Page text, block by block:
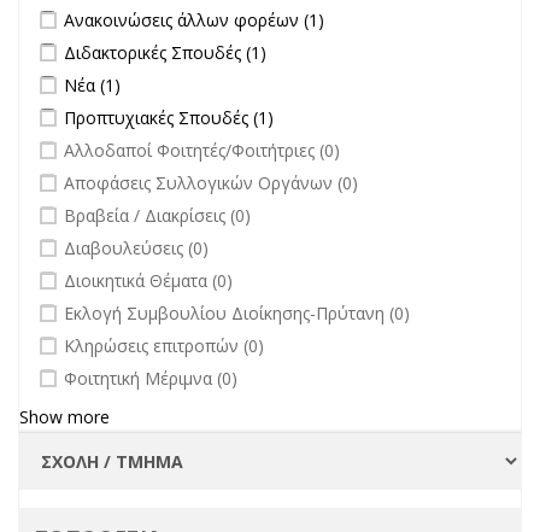
Apply Ανακοινώσεις άλλων φορέων filter
Ανακοινώσεις άλλων φορέων (1)
Apply Διδακτορικές Σπουδές filter
Διδακτορικές Σπουδές (1)
Apply Νέα filter
Νέα (1)
Apply Προπτυχιακές Σπουδές filter
Προπτυχιακές Σπουδές (1)
undefined
Αλλοδαποί Φοιτητές/Φοιτήτριες (0)
undefined
Αποφάσεις Συλλογικών Οργάνων (0)
undefined
Βραβεία / Διακρίσεις (0)
undefined
Διαβουλεύσεις (0)
undefined
Διοικητικά Θέματα (0)
undefined
Εκλογή Συμβουλίου Διοίκησης-Πρύτανη (0)
undefined
Κληρώσεις επιτροπών (0)
undefined
Φοιτητική Μέριμνα (0)
Show more